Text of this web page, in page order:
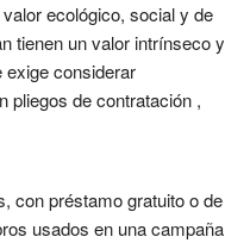
ecológico, social y de
tienen un valor intrínseco y
exige considerar
pliegos de contratación ,
con préstamo gratuito o de
usados en una campaña